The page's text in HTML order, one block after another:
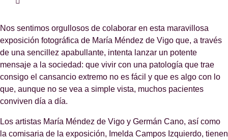
Nos sentimos orgullosos de colaborar en esta maravillosa
exposición fotográfica de María Méndez de Vigo que, a través
de una sencillez apabullante, intenta lanzar un potente
mensaje a la sociedad: que vivir con una patología que trae
consigo el cansancio extremo no es fácil y que es algo con lo
que, aunque no se vea a simple vista, muchos pacientes
conviven día a día.
Los artistas María Méndez de Vigo y Germán Cano, así como
la comisaria de la exposición, Imelda Campos Izquierdo, tienen